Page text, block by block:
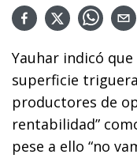
Yauhar indicó
superficie
productores de
rentabilidad”
pese a ello “no